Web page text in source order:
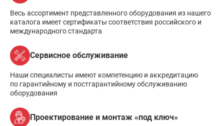
Весь ассортимент представленного оборудования из нашего
каталога имеет сертификаты соответствия российского и
международного стандарта
Сервисное обслуживание
Наши специалисты имеют компетенцию и аккредитацию
по гарантийному и постгарантийному обслуживанию
оборудования
Проектирование и монтаж «под ключ»